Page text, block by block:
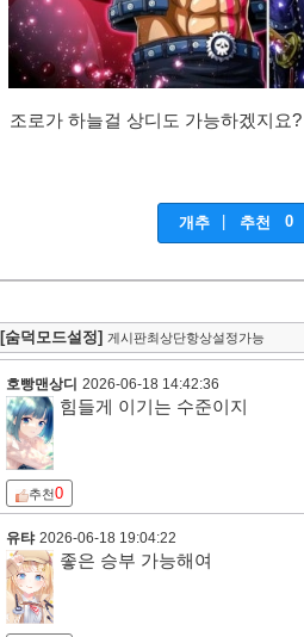
조로가 하늘걸 상디도 가능하겠지요?
개추 추천 0
[숨덕모드설정] 게시판최상단항상설정가능
호빵맨상디 2026-06-18 14:42:36
힘들게 이기는 수준이지
추천0
유탸 2026-06-18 19:04:22
좋은 승부 가능해여